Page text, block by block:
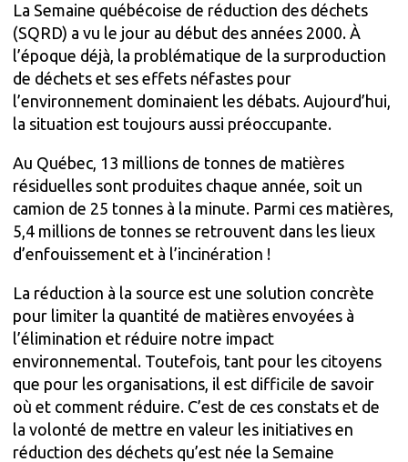
La Semaine québécoise de réduction des déchets
(SQRD) a vu le jour au début des années 2000. À
l’époque déjà, la problématique de la surproduction
de déchets et ses effets néfastes pour
l’environnement dominaient les débats. Aujourd’hui,
la situation est toujours aussi préoccupante.
Au Québec, 13 millions de tonnes de matières
résiduelles sont produites chaque année, soit un
camion de 25 tonnes à la minute. Parmi ces matières,
5,4 millions de tonnes se retrouvent dans les lieux
d’enfouissement et à l’incinération !
La réduction à la source est une solution concrète
pour limiter la quantité de matières envoyées à
l’élimination et réduire notre impact
environnemental. Toutefois, tant pour les citoyens
que pour les organisations, il est difficile de savoir
où et comment réduire. C’est de ces constats et de
la volonté de mettre en valeur les initiatives en
réduction des déchets qu’est née la Semaine